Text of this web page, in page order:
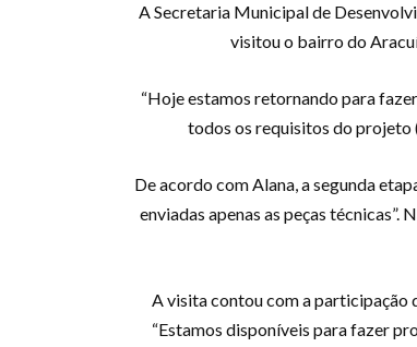
A Secretaria Municipal de
visitou o bairro do
“Hoje estamos retornando para
todos os requisitos do projeto
De acordo com Alana, a segunda
enviadas apenas as peças
A visita contou com a participação
“Estamos disponíveis para fazer